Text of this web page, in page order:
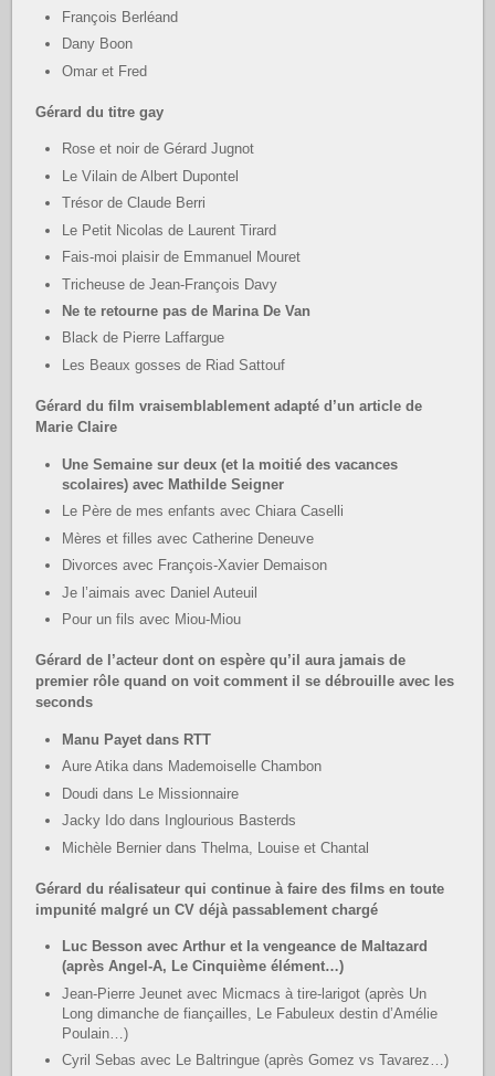
François Berléand
Dany Boon
Omar et Fred
Gérard du titre gay
Rose et noir de Gérard Jugnot
Le Vilain de Albert Dupontel
Trésor de Claude Berri
Le Petit Nicolas de Laurent Tirard
Fais-moi plaisir de Emmanuel Mouret
Tricheuse de Jean-François Davy
Ne te retourne pas de Marina De Van
Black de Pierre Laffargue
Les Beaux gosses de Riad Sattouf
Gérard du film vraisemblablement adapté d’un article de
Marie Claire
Une Semaine sur deux (et la moitié des vacances
scolaires) avec Mathilde Seigner
Le Père de mes enfants avec Chiara Caselli
Mères et filles avec Catherine Deneuve
Divorces avec François-Xavier Demaison
Je l’aimais avec Daniel Auteuil
Pour un fils avec Miou-Miou
Gérard de l’acteur dont on espère qu’il aura jamais de
premier rôle quand on voit comment il se débrouille avec les
seconds
Manu Payet dans RTT
Aure Atika dans Mademoiselle Chambon
Doudi dans Le Missionnaire
Jacky Ido dans Inglourious Basterds
Michèle Bernier dans Thelma, Louise et Chantal
Gérard du réalisateur qui continue à faire des films en toute
impunité malgré un CV déjà passablement chargé
Luc Besson avec Arthur et la vengeance de Maltazard
(après Angel-A, Le Cinquième élément…)
Jean-Pierre Jeunet avec Micmacs à tire-larigot (après Un
Long dimanche de fiançailles, Le Fabuleux destin d’Amélie
Poulain…)
Cyril Sebas avec Le Baltringue (après Gomez vs Tavarez…)